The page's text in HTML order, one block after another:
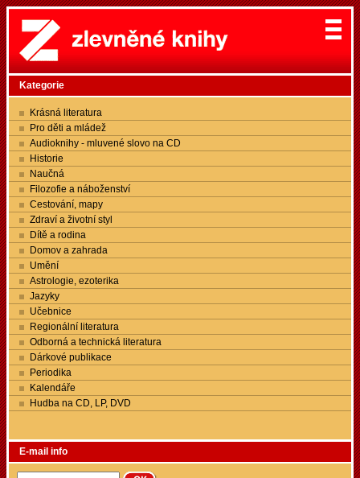
Kategorie
Krásná literatura
Pro děti a mládež
Audioknihy - mluvené slovo na CD
Historie
Naučná
Filozofie a náboženství
Cestování, mapy
Zdraví a životní styl
Dítě a rodina
Domov a zahrada
Umění
Astrologie, ezoterika
Jazyky
Učebnice
Regionální literatura
Odborná a technická literatura
Dárkové publikace
Periodika
Kalendáře
Hudba na CD, LP, DVD
E-mail info